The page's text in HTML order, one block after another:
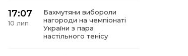
17:07
10 лип
Бахмутяни вибороли
нагороди на чемпіонаті
України з пара
настільного тенісу